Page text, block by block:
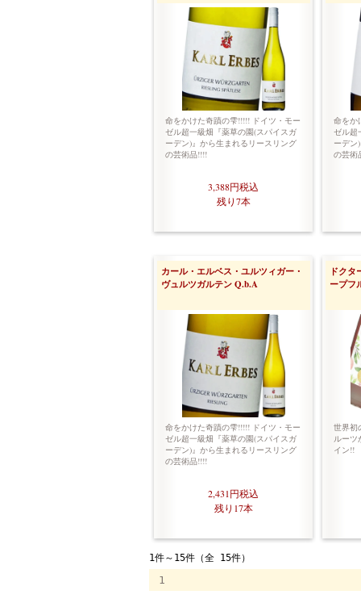
命をかけた奇蹟の雫!!!!! ドイツ・モー
ゼル超一級畑『薬草の園(スパイスガ
ーデン)』から生まれるリースリング
の芸術品!!!!
3,388円税込
残り7本
命をか
ゼル超
ーデン
の芸術
カール・エルベス・ユルツィガー・
ヴュルツガルテン Q.b.A
命をかけた奇蹟の雫!!!!! ドイツ・モー
ゼル超一級畑『薬草の園(スパイスガ
ーデン)』から生まれるリースリング
の芸術品!!!!
2,431円税込
残り17本
ドク
ープフ
世界初
ルーツ
イン!!